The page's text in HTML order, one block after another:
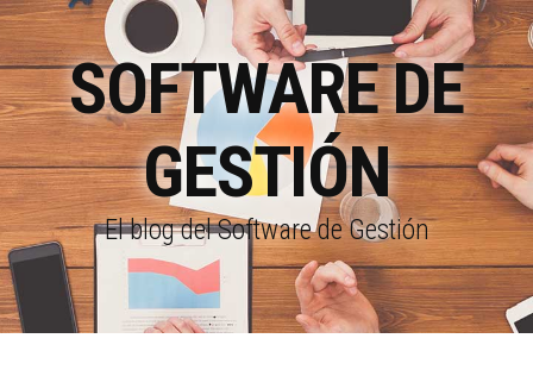
SOFTWARE DE
GESTIÓN
El blog del Software de Gestión